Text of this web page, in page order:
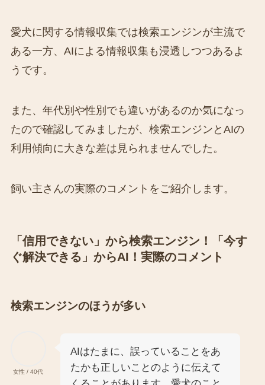
愛犬に関する情報収集では検索エンジンが主流で
ある一方、AIによる情報収集も浸透しつつあるよ
うです。
また、年代別や性別でも違いがあるのか気になっ
たので確認してみましたが、検索エンジンとAIの
利用傾向に大きな差は見られませんでした。
飼い主さんの実際のコメントをご紹介します。
「信用できない」から検索エンジン！「今す
ぐ解決できる」からAI！実際のコメント
検索エンジンのほうが多い
女性 / 40代
AIはたまに、誤っていることをあ
たかも正しいことのように伝えて